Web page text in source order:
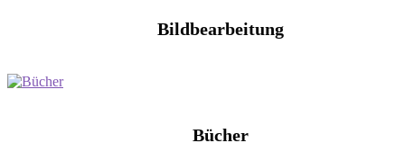
Bildbearbeitung
Bücher